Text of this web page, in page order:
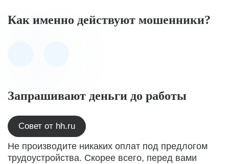
Как именно действуют мошенники?
Запрашивают деньги до работы
Совет от hh.ru
Не производите никаких оплат под предлогом
трудоустройства. Скорее всего, перед вами